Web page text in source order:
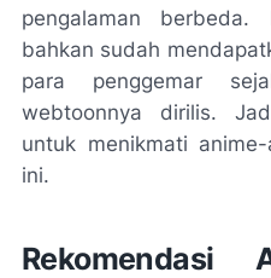
pengalaman
bahkan sudah
para penggemar
webtoonnya dirilis.
untuk menikmati
ini.
Rekomendasi